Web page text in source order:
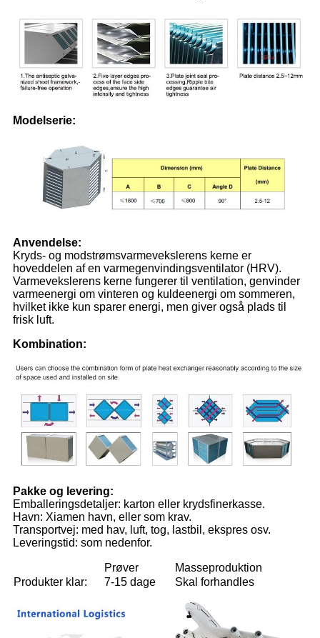
Modelserie:
Anvendelse:
Kryds- og modstrømsvarmevekslerens kerne er
hoveddelen af ​​en varmegenvindingsventilator (HRV).
Varmevekslerens kerne fungerer til ventilation, genvinder
varmeenergi om vinteren og kuldeenergi om sommeren,
hvilket ikke kun sparer energi, men giver også plads til
frisk luft.
Kombination:
Pakke og levering:
Emballeringsdetaljer: karton eller krydsfinerkasse.
Havn: Xiamen havn, eller som krav.
Transportvej: med hav, luft, tog, lastbil, ekspres osv.
Leveringstid: som nedenfor.
Prøver
Masseproduktion
Produkter klar:
7-15 dage Skal forhandles